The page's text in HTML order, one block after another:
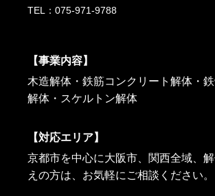
TEL：075-971-9788
【事業内容】
木造解体・鉄筋コンクリート解体・
解体・スケルトン解体
【対応エリア】
京都市を中心に大阪市、関西全域、
えの方は、お気軽にご相談ください。